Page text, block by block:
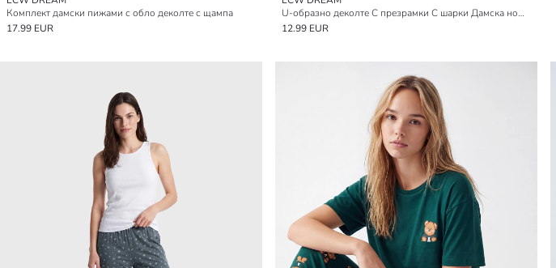
Комплект дамски пижами с обло деколте с щампа
17.99 EUR
U-образно деколте С презрамки С шарки Дамска нощница
12.99 EUR